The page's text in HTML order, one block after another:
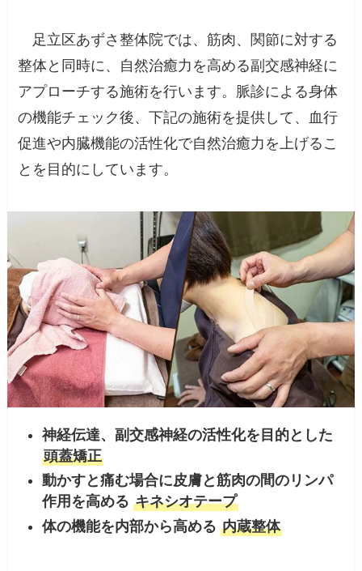
足立区あずさ整体院では、筋肉、関節に対する
整体と同時に、自然治癒力を高める副交感神経に
アプローチする施術を行います。脈診による身体
の機能チェック後、下記の施術を提供して、血行
促進や内臓機能の活性化で自然治癒力を上げるこ
とを目的にしています。
神経伝達、副交感神経の活性化を目的とした
頭蓋矯正
動かすと痛む場合に皮膚と筋肉の間のリンパ
作用を高める キネシオテープ
体の機能を内部から高める 内蔵整体